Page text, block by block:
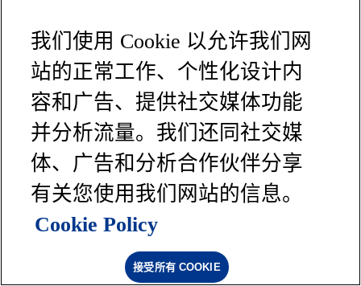
我们使用 Cookie 以允许我们网
站的正常工作、个性化设计内
容和广告、提供社交媒体功能
并分析流量。我们还同社交媒
体、广告和分析合作伙伴分享
有关您使用我们网站的信息。
Cookie Policy
接受所有 COOKIE